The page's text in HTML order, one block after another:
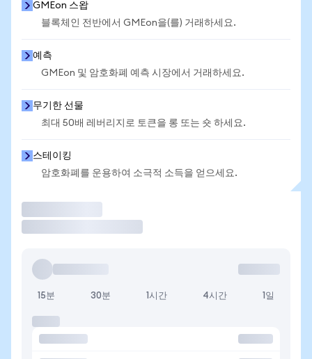
GMEon 스왑
블록체인 전반에서 GMEon을(를) 거래하세요.
예측
GMEon 및 암호화폐 예측 시장에서 거래하세요.
무기한 선물
최대 50배 레버리지로 토큰을 롱 또는 숏 하세요.
스테이킹
암호화폐를 운용하여 소극적 소득을 얻으세요.
15분 30분 1시간 4시간 1일